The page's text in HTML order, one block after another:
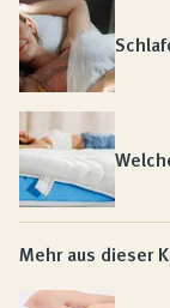
Mehr aus dieser